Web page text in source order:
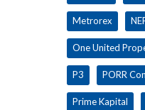
Metrorex
One United
P3 PORR
Prime Kapital